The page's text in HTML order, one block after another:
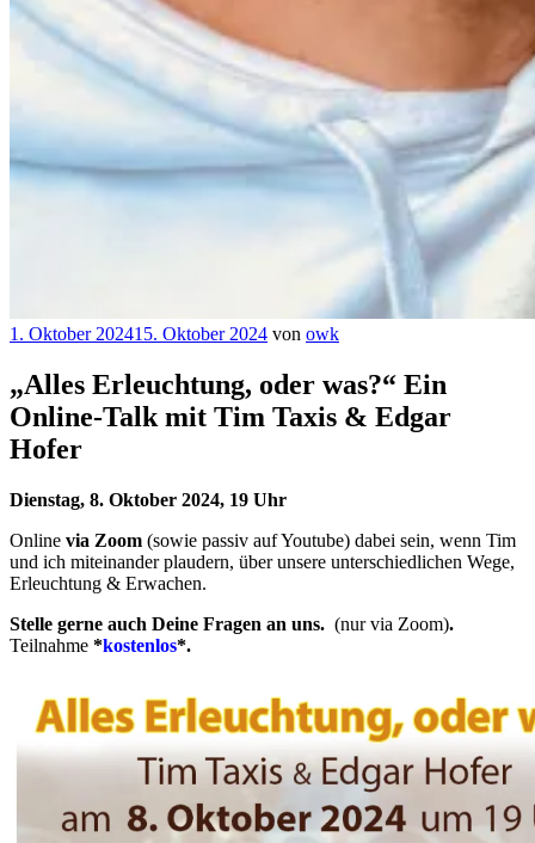
Veröffentlicht
1. Oktober 202415. Oktober 2024 von owk
„Alles Erleuchtung, oder was?“ Ein
Online-Talk mit Tim Taxis & Edgar
Hofer
Dienstag, 8. Oktober 2024, 19 Uhr
Online via Zoom (sowie passiv auf Youtube) dabei sein, wenn Tim
und ich miteinander plaudern, über unsere unterschiedlichen Wege,
Erleuchtung & Erwachen.
Stelle gerne auch Deine Fragen an uns. (nur via Zoom).
Teilnahme *kostenlos*.